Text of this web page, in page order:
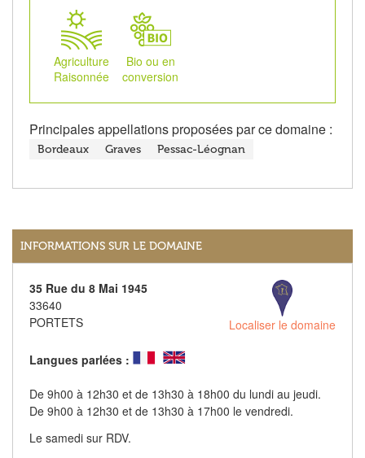
Agriculture
Raisonnée
Bio ou en
conversion
Principales appellations proposées par ce domaine :
Bordeaux Graves Pessac-Léognan
INFORMATIONS SUR LE DOMAINE
35 Rue du 8 Mai 1945
33640
PORTETS
Localiser le domaine
Langues parlées :
De 9h00 à 12h30 et de 13h30 à 18h00 du lundi au jeudi.
De 9h00 à 12h30 et de 13h30 à 17h00 le vendredi.
Le samedi sur RDV.